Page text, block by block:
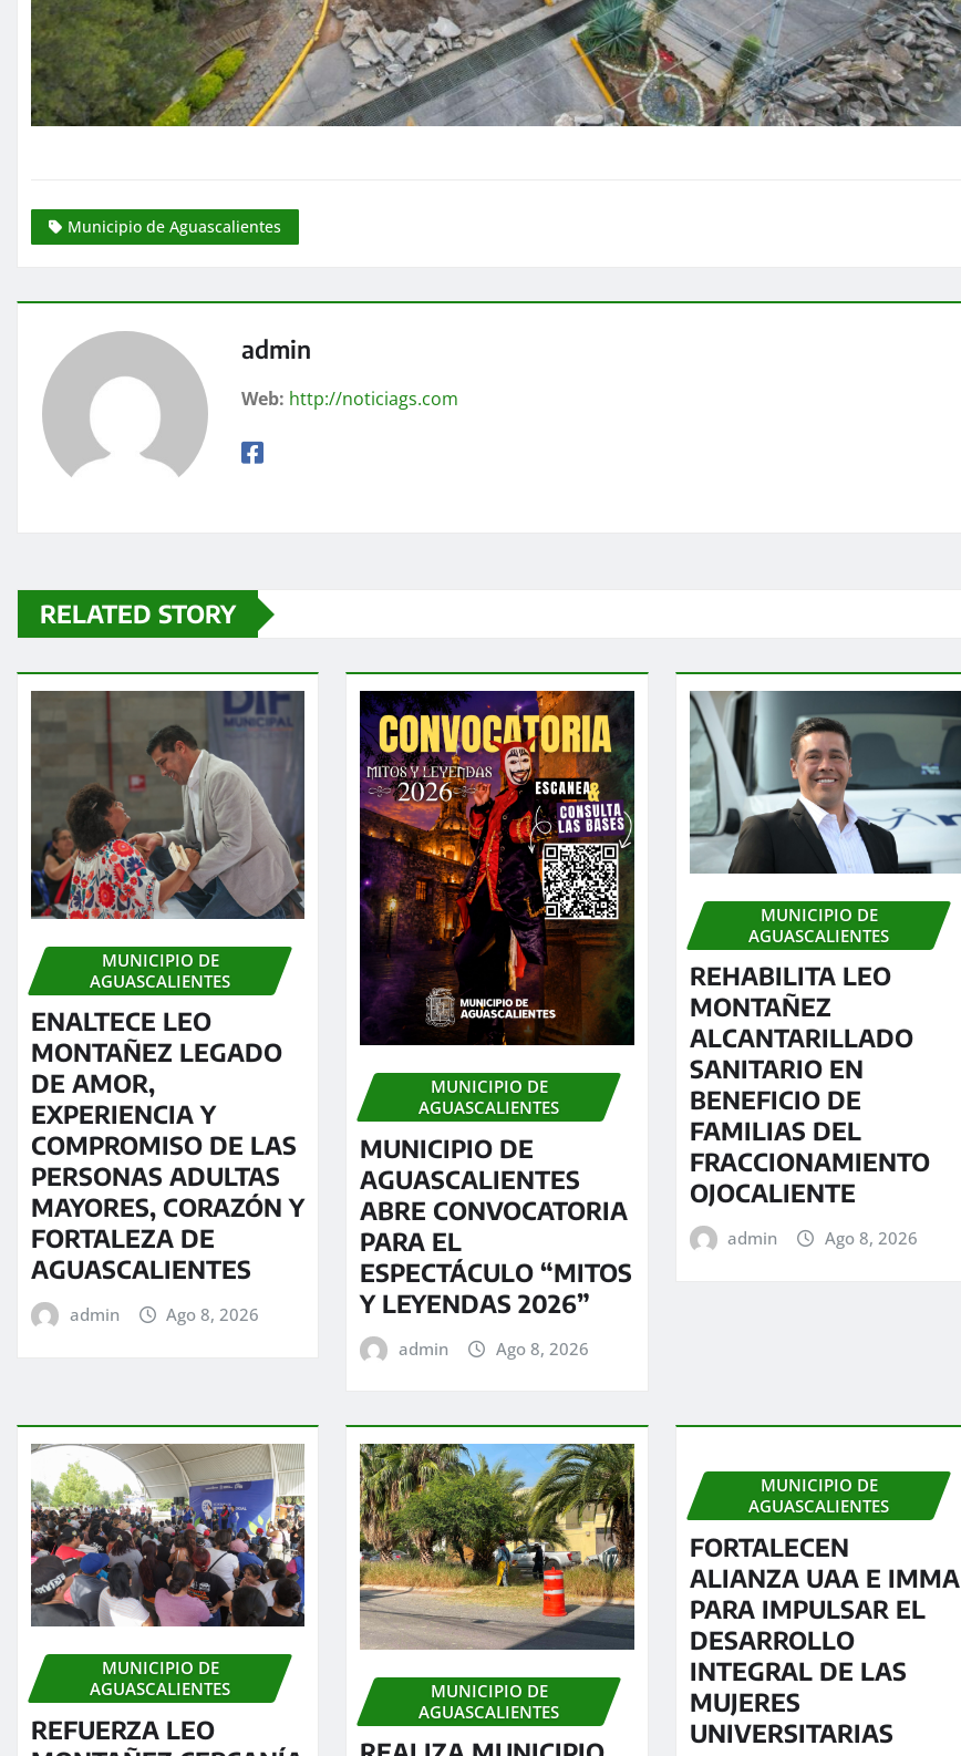
Municipio de Aguascalientes
admin
Web: http://noticiags.com
RELATED STORY
MUNICIPIO DE
AGUASCALIENTES
ENALTECE LEO
MONTAÑEZ LEGADO
DE AMOR,
EXPERIENCIA Y
COMPROMISO DE LAS
PERSONAS ADULTAS
MAYORES, CORAZÓN Y
FORTALEZA DE
AGUASCALIENTES
admin Ago 8, 2026
MUNICIPIO DE
AGUASCALIENTES
MUNICIPIO DE
AGUASCALIENTES
ABRE CONVOCATORIA
PARA EL
ESPECTÁCULO “MITOS
Y LEYENDAS 2026”
admin Ago 8, 2026
MUNICIPIO DE
AGUASCALIENTES
REHABILITA LEO
MONTAÑEZ
ALCANTARILLADO
SANITARIO EN
BENEFICIO DE
FAMILIAS DEL
FRACCIONAMIENTO
OJOCALIENTE
admin Ago 8, 2026
MUNICIPIO DE
AGUASCALIENTES
REFUERZA LEO
MUNICIPIO DE
AGUASCALIENTES
MUNICIPIO DE
AGUASCALIENTES
FORTALECEN
ALIANZA UAA E IMMA
PARA IMPULSAR EL
DESARROLLO
INTEGRAL DE LAS
MUJERES
UNIVERSITARIAS